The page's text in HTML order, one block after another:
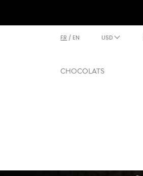
FR / EN USD
CHOCOLATS